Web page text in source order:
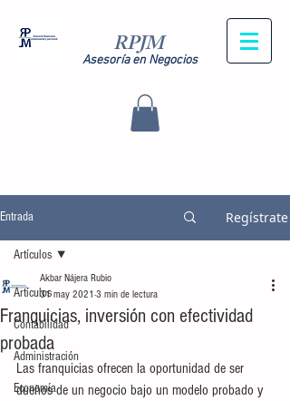
RPJM
Asesoría en Negocios
Entrada Regístrate
Artículos
Contabilidad
Administración
Economía
Artículos
Franquicias, inversión con efectividad
probada
Akbar Nájera Rubio
31 may 2021 3 min de lectura
Las franquicias ofrecen la oportunidad de ser
dueños de un negocio bajo un modelo probado y